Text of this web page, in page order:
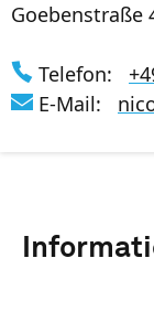
Goebenstraße
Telefon:
E-Mail: